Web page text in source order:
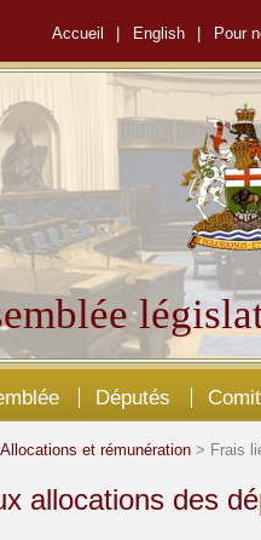
Accueil English Pour
Députés
Allocations et rémunération > Frais
allocations des